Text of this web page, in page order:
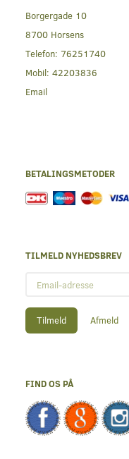
Borgergade 10
8700 Horsens
Telefon: 76251740
Mobil: 42203836
Email
BETALINGSMETODER
TILMELD NYHEDSBREV
adresse
Tilmeld Afmeld
FIND OS PÅ